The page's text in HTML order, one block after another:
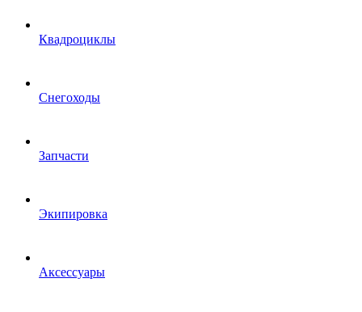
Квадроциклы
Снегоходы
Запчасти
Экипировка
Аксессуары